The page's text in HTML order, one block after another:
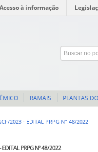
Acesso à informação
RAMAIS PLANTAS
2023 - EDITAL PRPG N° 48/2022
EDITAL PRPG N° 48/2022